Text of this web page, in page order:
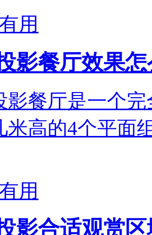
用
影餐厅效果怎
影餐厅是一个
米高的4个平面
用
影合适观赏